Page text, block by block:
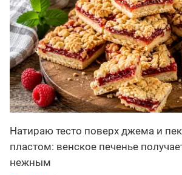
Натираю тесто поверх джема и
пластом: венское печенье
нежным